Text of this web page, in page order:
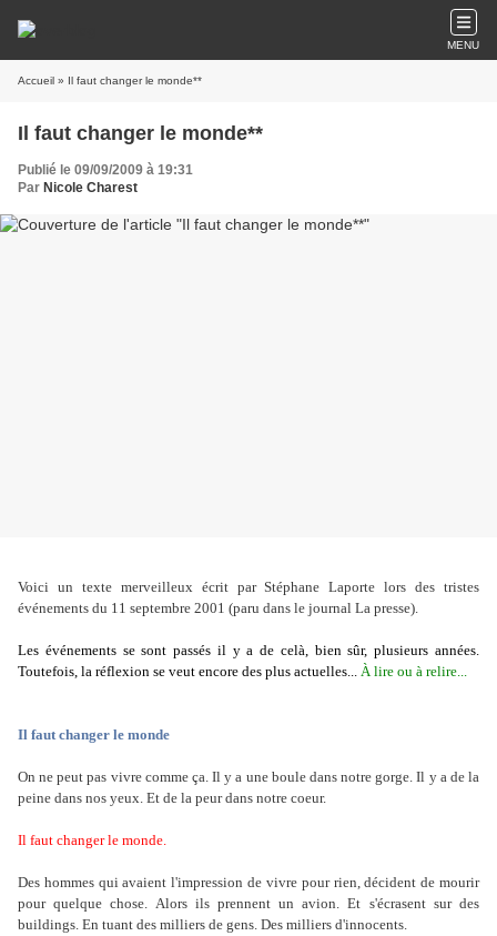
MENU
Accueil » Il faut changer le monde**
Il faut changer le monde**
Publié le 09/09/2009 à 19:31
Par Nicole Charest
Voici un texte merveilleux écrit par Stéphane Laporte lors des tristes
événements du 11 septembre 2001 (paru dans le journal La presse).
Les événements se sont passés il y a de celà, bien sûr, plusieurs années.
Toutefois, la réflexion se veut encore des plus actuelles... À lire ou à relire...
Il faut changer le monde
On ne peut pas vivre comme ça. Il y a une boule dans notre gorge. Il y a de la
peine dans nos yeux. Et de la peur dans notre coeur.
Il faut changer le monde.
Des hommes qui avaient l'impression de vivre pour rien, décident de mourir
pour quelque chose. Alors ils prennent un avion. Et s'écrasent sur des
buildings. En tuant des milliers de gens. Des milliers d'innocents.